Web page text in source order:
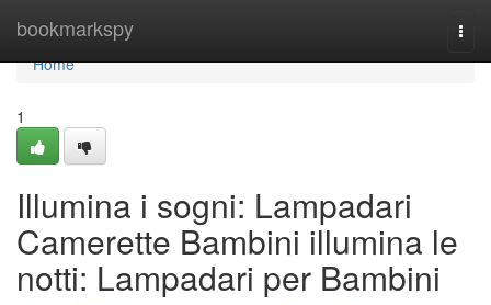
bookmarkspy
Home
Home
1
Illumina i sogni: Lampadari
Camerette Bambini illumina le
notti: Lampadari per Bambini